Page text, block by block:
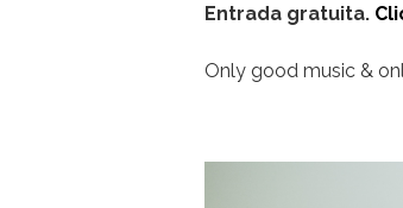
Entrada gratuita.
Only good music &